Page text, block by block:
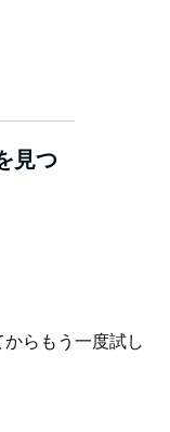
年の創業以
で知られていま
、特選料理が並
ーシーなロブス
ューナッツで煮
・パフ」は、カ
のパフで、たっ
見つ
らもう一度試し